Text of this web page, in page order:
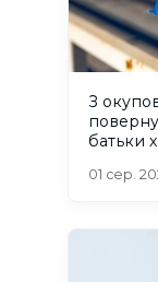
З
батьки
01 сер.